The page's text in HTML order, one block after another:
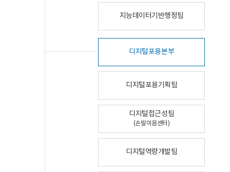
지능데이터기반행정팀
디지털포용본부
디지털포용기획팀
디지털접근성팀
(손말이음센터)
디지털역량개발팀